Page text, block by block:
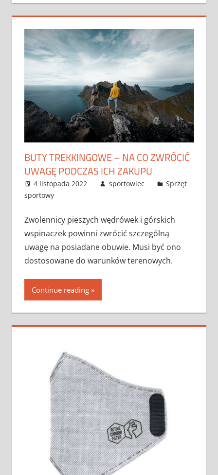
BUTY TREKKINGOWE – NA CO ZWRÓCIĆ
UWAGĘ PODCZAS ICH ZAKUPU
4 listopada 2022 sportowiec
Sprzęt
sportowy
Zwolennicy pieszych wędrówek i górskich
wspinaczek powinni zwrócić szczególną
uwagę na posiadane obuwie. Musi być ono
dostosowane do warunków terenowych.
Continue reading